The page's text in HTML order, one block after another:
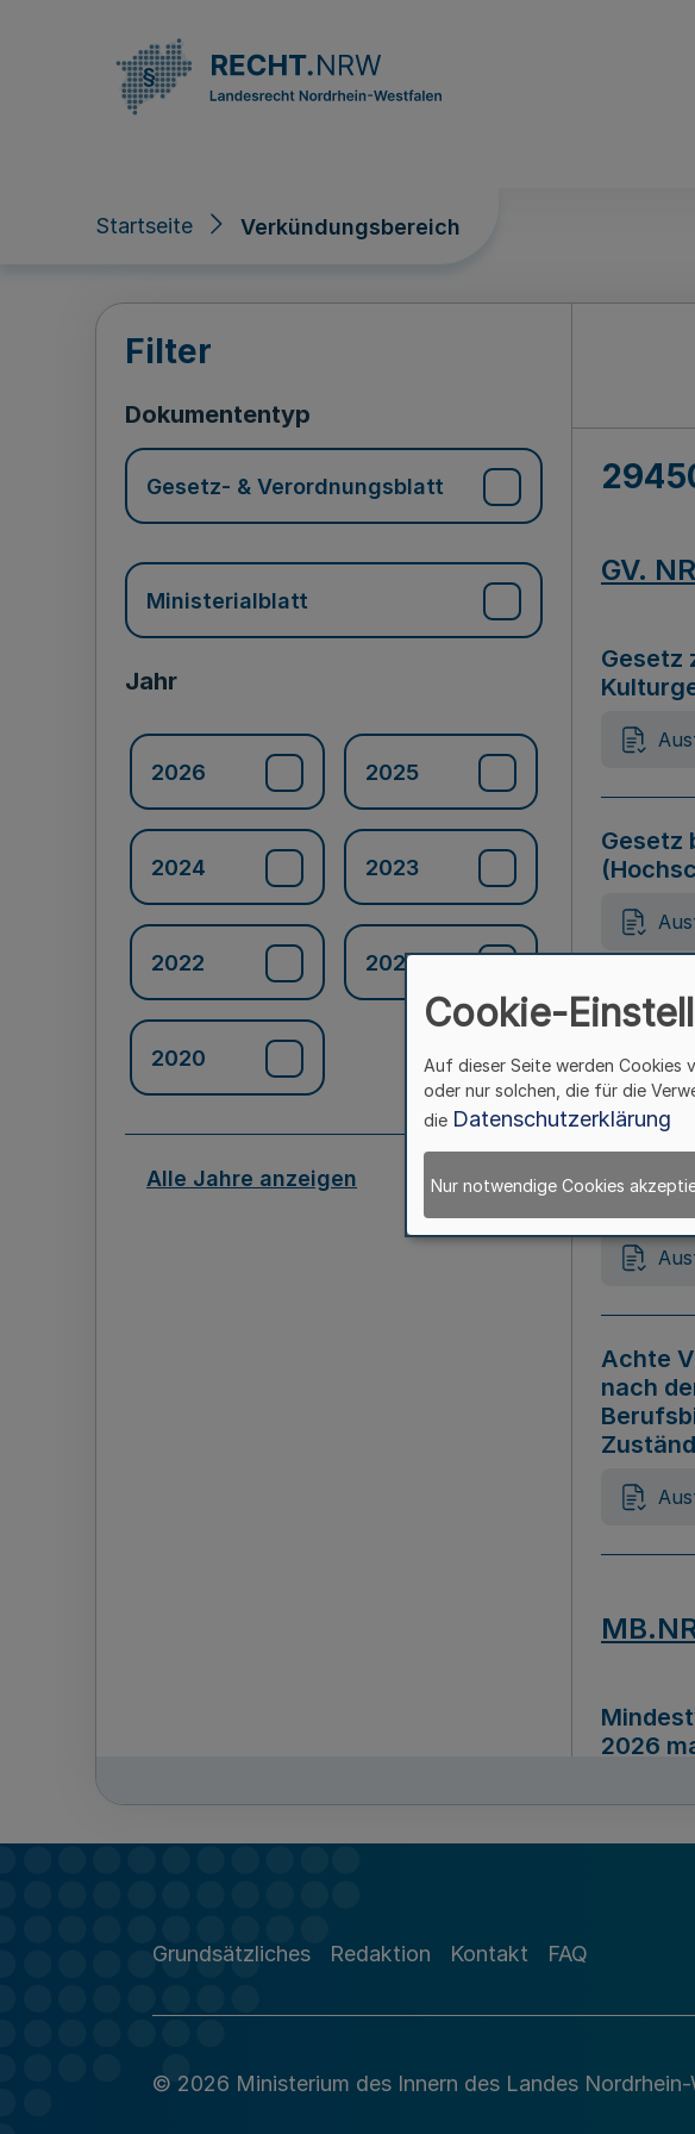
Startseite Verkündungsbereich
Verkündungsbereich
Filter
Dokumententyp
Gesetz- & Verordnungsblatt
Ministerialblatt
Jahr
2026 2025
2024 2023
2022 2021
2020
Alle Jahre anzeigen
GV.
Gesetz
Gesetz
Gesetz
Achte
nach
2026
Grundsätzliches Redaktion Kontakt FAQ
© 2026 Ministerium des Innern des Landes
Cookie-
Auf dieser Seite werden Cookies
oder nur solchen, die für die
die Datenschutzerklärung
Nur notwendige Cookies